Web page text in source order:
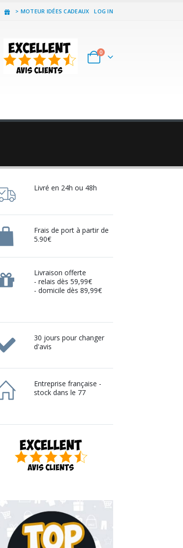
> MOTEUR IDÉES CADEAUX LOG IN
0
Livré en 24h ou 48h
Frais de port à partir de
5.90€
Livraison offerte
- relais dès 59,99€
- domicile dès 89,99€
30 jours pour changer
d'avis
Entreprise française -
stock dans le 77